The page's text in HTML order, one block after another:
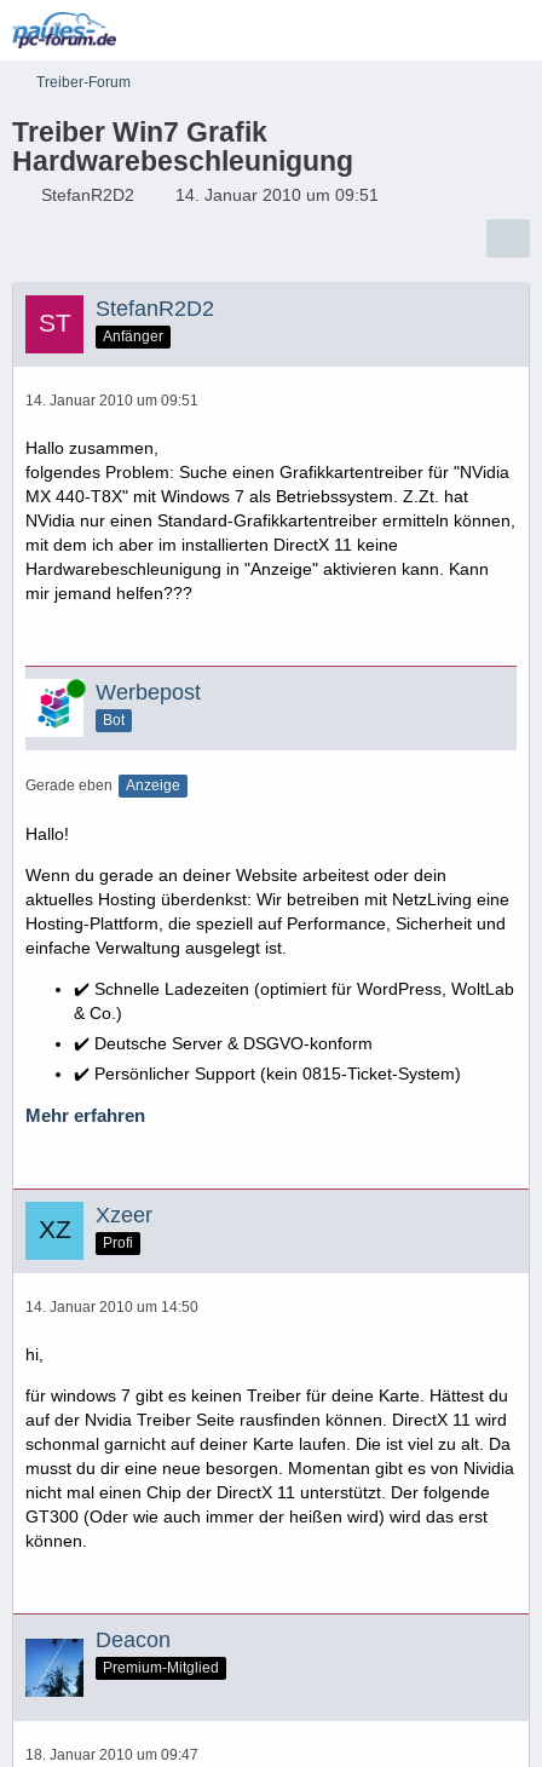
Treiber-Forum
Treiber Win7 Grafik
Hardwarebeschleunigung
StefanR2D2 14. Januar 2010 um 09:51
StefanR2D2
Anfänger
14. Januar 2010 um 09:51
Hallo zusammen,
folgendes Problem: Suche einen Grafikkartentreiber für "NVidia
MX 440-T8X" mit Windows 7 als Betriebssystem. Z.Zt. hat
NVidia nur einen Standard-Grafikkartentreiber ermitteln können,
mit dem ich aber im installierten DirectX 11 keine
Hardwarebeschleunigung in "Anzeige" aktivieren kann. Kann
mir jemand helfen???
Online Werbepost
Bot
Gerade eben Anzeige
Hallo!
Wenn du gerade an deiner Website arbeitest oder dein
aktuelles Hosting überdenkst: Wir betreiben mit NetzLiving eine
Hosting-Plattform, die speziell auf Performance, Sicherheit und
einfache Verwaltung ausgelegt ist.
✔️ Schnelle Ladezeiten (optimiert für WordPress, WoltLab
& Co.)
✔️ Deutsche Server & DSGVO-konform
✔️ Persönlicher Support (kein 0815-Ticket-System)
Mehr erfahren
Xzeer
Profi
14. Januar 2010 um 14:50
hi,
für windows 7 gibt es keinen Treiber für deine Karte. Hättest du
auf der Nvidia Treiber Seite rausfinden können. DirectX 11 wird
schonmal garnicht auf deiner Karte laufen. Die ist viel zu alt. Da
musst du dir eine neue besorgen. Momentan gibt es von Nividia
nicht mal einen Chip der DirectX 11 unterstützt. Der folgende
GT300 (Oder wie auch immer der heißen wird) wird das erst
können.
Deacon
Premium-Mitglied
18. Januar 2010 um 09:47